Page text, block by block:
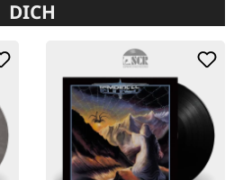
DICH